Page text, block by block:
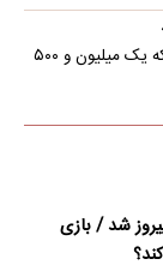
معاون رفاه وزارت تعاون، کار و رفاه اجتماعی با اعلام اینکه یک میلیون و ۵۰۰
شد / بازی